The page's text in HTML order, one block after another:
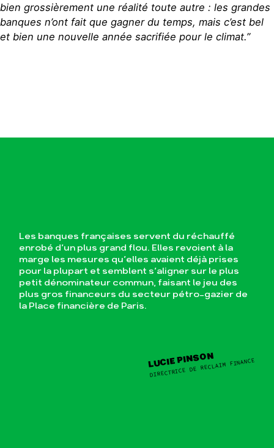
bien grossièrement une réalité toute autre : les grandes
banques n’ont fait que gagner du temps, mais c’est bel
et bien une nouvelle année sacrifiée pour le climat.”
Les banques françaises servent du réchauffé
enrobé d’un plus grand flou. Elles revoient à la
marge les mesures qu’elles avaient déjà prises
pour la plupart et semblent s’aligner sur le plus
petit dénominateur commun, faisant le jeu des
plus gros financeurs du secteur pétro-gazier de
la Place financière de Paris.
LUCIE PINSON
DIRECTRICE DE RECLAIM FINANCE